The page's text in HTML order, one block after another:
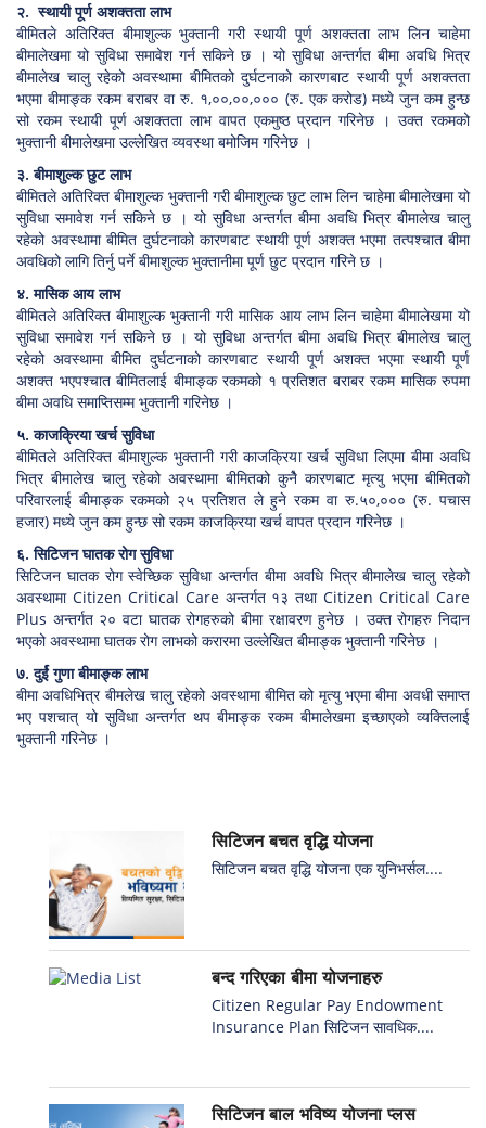
२. स्थायी पूर्ण अशक्तता लाभ
बीमितले अतिरिक्त बीमाशुल्क भुक्तानी गरी स्थायी पूर्ण अशक्तता लाभ लिन चाहेमा
बीमालेखमा यो सुविधा समावेश गर्न सकिने छ । यो सुविधा अन्तर्गत बीमा अवधि भित्र
बीमालेख चालु रहेको अवस्थामा बीमितको दुर्घटनाको कारणबाट स्थायी पूर्ण अशक्तता
भएमा बीमाङ्क रकम बराबर वा रु. १,००,००,००० (रु. एक करोड) मध्ये जुन कम हुन्छ
सो रकम स्थायी पूर्ण अशक्तता लाभ वापत एकमुष्ठ प्रदान गरिनेछ । उक्त रकमको
भुक्तानी बीमालेखमा उल्लेखित व्यवस्था बमोजिम गरिनेछ ।
३. बीमाशुल्क छुट लाभ
बीमितले अतिरिक्त बीमाशुल्क भुक्तानी गरी बीमाशुल्क छुट लाभ लिन चाहेमा बीमालेखमा यो
सुविधा समावेश गर्न सकिने छ । यो सुविधा अन्तर्गत बीमा अवधि भित्र बीमालेख चालु
रहेको अवस्थामा बीमित दुर्घटनाको कारणबाट स्थायी पूर्ण अशक्त भएमा तत्पश्चात बीमा
अवधिको लागि तिर्नु पर्ने बीमाशुल्क भुक्तानीमा पूर्ण छुट प्रदान गरिने छ ।
४. मासिक आय लाभ
बीमितले अतिरिक्त बीमाशुल्क भुक्तानी गरी मासिक आय लाभ लिन चाहेमा बीमालेखमा यो
सुविधा समावेश गर्न सकिने छ । यो सुविधा अन्तर्गत बीमा अवधि भित्र बीमालेख चालु
रहेको अवस्थामा बीमित दुर्घटनाको कारणबाट स्थायी पूर्ण अशक्त भएमा स्थायी पूर्ण
अशक्त भएपश्चात बीमितलाई बीमाङ्क रकमको १ प्रतिशत बराबर रकम मासिक रुपमा
बीमा अवधि समाप्तिसम्म भुक्तानी गरिनेछ ।
५. काजक्रिया खर्च सुविधा
बीमितले अतिरिक्त बीमाशुल्क भुक्तानी गरी काजक्रिया खर्च सुविधा लिएमा बीमा अवधि
भित्र बीमालेख चालु रहेको अवस्थामा बीमितको कुनैे कारणबाट मृत्यु भएमा बीमितको
परिवारलाई बीमाङ्क रकमको २५ प्रतिशत ले हुने रकम वा रु.५०,००० (रु. पचास
हजार) मध्ये जुन कम हुन्छ सो रकम काजक्रिया खर्च वापत प्रदान गरिनेछ ।
६. सिटिजन घातक रोग सुविधा
सिटिजन घातक रोग स्वेच्छिक सुविधा अन्तर्गत बीमा अवधि भित्र बीमालेख चालु रहेको
अवस्थामा Citizen Critical Care अन्तर्गत १३ तथा Citizen Critical Care
Plus अन्तर्गत २० वटा घातक रोगहरुको बीमा रक्षावरण हुनेछ । उक्त रोगहरु निदान
भएको अवस्थामा घातक रोग लाभको करारमा उल्लेखित बीमाङ्क भुक्तानी गरिनेछ ।
७. दुर्ई गुणा बीमाङ्क लाभ
बीमा अवधिभित्र बीमलेख चालु रहेको अवस्थामा बीमित को मृत्यु भएमा बीमा अवधी समाप्त
भए पशचात् यो सुविधा अन्तर्गत थप बीमाङ्क रकम बीमालेखमा इच्छाएको व्यक्तिलाई
भुक्तानी गरिनेछ ।
सिटिजन बचत वृद्धि योजना
सिटिजन बचत वृद्धि योजना एक युनिभर्सल....
बन्द गरिएका बीमा योजनाहरु
Citizen Regular Pay Endowment
Insurance Plan सिटिजन सावधिक....
सिटिजन बाल भविष्य योजना प्लस